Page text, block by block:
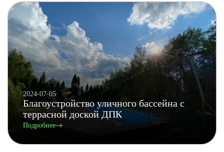
2024-07-05
Благоустройство уличного бассейна с
террасной доской ДПК
Подробнее